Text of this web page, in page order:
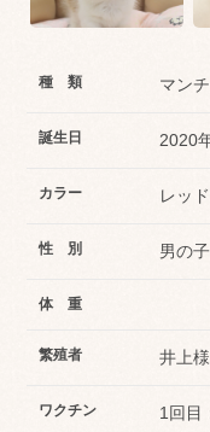
種 類 マン
誕生日 2020
カラー レッ
性 別 男の子
体 重
繁殖者 井上
ワクチン
1回目